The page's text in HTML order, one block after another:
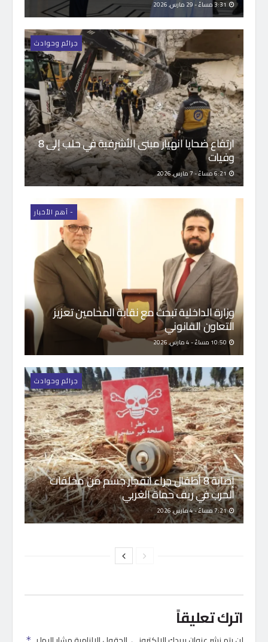
جرائم وحوادث
ارتفاع ضحايا انهيار مبنى الأشرفية في حلب إلى 8
وفيات
- اَهم الأخبار
وزارة الداخلية تبحث مع نقابة المحامين تعزيز
التعاون القانوني
جرائم وحوادث
إصابة 8 أطفال جراء انفجار جسم من مخلفات
الحرب في ريف حماة الغربي
7:21 مساءً - 4 مارس, 2026
اترك تعليقاً